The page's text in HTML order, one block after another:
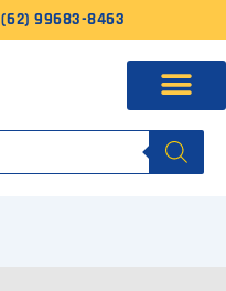
(62) 99683-8463